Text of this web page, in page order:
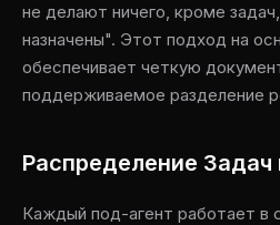
не делают ничего, кроме
назначены". Этот подход на
обеспечивает четкую
поддерживаемое разделение
Распределение Задач
Каждый под-агент работает в